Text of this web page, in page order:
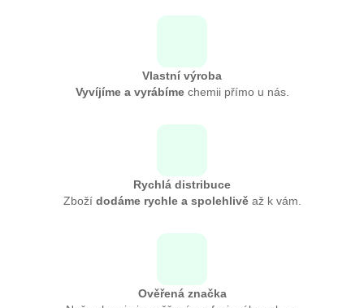
Vlastní výroba
Vyvíjíme a vyrábímechemii přímo u nás.
Rychlá distribuce
Zboží dodáme rychle a spolehlivěaž k vám.
Ověřená značka